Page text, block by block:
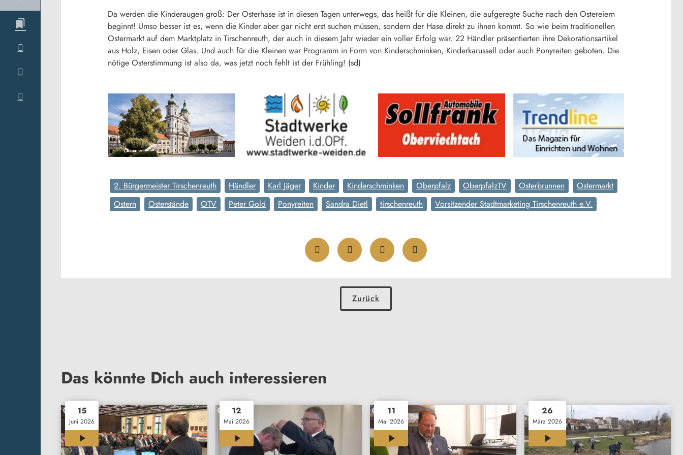
Da werden die Kinderaugen groß: Der Osterhase ist in diesen Tagen unterwegs, das heißt für die Kleinen, die aufgeregte Suche nach den Ostereiern
beginnt! Umso besser ist es, wenn die Kinder aber gar nicht erst suchen müssen, sondern der Hase direkt zu ihnen kommt. So wie beim traditionellen
Ostermarkt auf dem Marktplatz in Tirschenreuth, der auch in diesem Jahr wieder ein voller Erfolg war. 22 Händler präsentierten ihre Dekorationsartikel
aus Holz, Eisen oder Glas. Und auch für die Kleinen war Programm in Form von Kinderschminken, Kinderkarussell oder auch Ponyreiten geboten. Die
nötige Osterstimmung ist also da, was jetzt noch fehlt ist der Frühling! (sd)
2. Bürgermeister Tirschenreuth Händler Karl Jäger Kinder Kinderschminken Oberpfalz OberpfalzTV Osterbrunnen
Ostermarkt
Ostern
Osterstände OTV Peter Gold Ponyreiten Sandra Dietl tirschenreuth Vorsitzender Stadtmarketing Tirschenreuth e.V.
Zurück
Das könnte Dich auch interessieren
15
Juni 2026
12
Mai 2026
11
Mai 2026
26
März 2026